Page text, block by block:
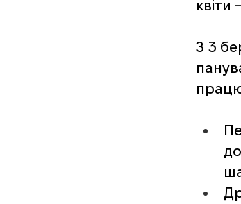
квіти
З 3